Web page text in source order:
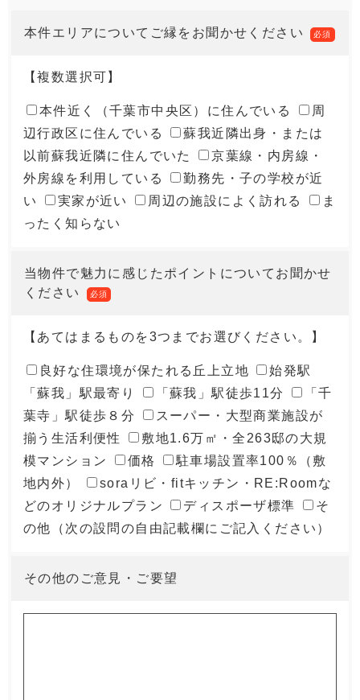
本件エリアについてご縁をお聞かせください 必須
【複数選択可】
本件近く（千葉市中央区）に住んでいる
周
辺行政区に住んでいる
蘇我近隣出身・または
以前蘇我近隣に住んでいた
京葉線・内房線・
外房線を利用している
勤務先・子の学校が近
い
実家が近い 周辺の施設によく訪れる
ま
ったく知らない
当物件で魅力に感じたポイントについてお聞かせ
ください
必須
【あてはまるものを3つまでお選びください。】
良好な住環境が保たれる丘上立地
始発駅
「蘇我」駅最寄り
「蘇我」駅徒歩11分
「千
葉寺」駅徒歩８分
スーパー・大型商業施設が
揃う生活利便性
敷地1.6万㎡・全263邸の大規
模マンション
価格
駐車場設置率100％（敷
地内外）
soraリビ・fitキッチン・RE:Roomな
どのオリジナルプラン
ディスポーザ標準
そ
の他（次の設問の自由記載欄にご記入ください）
その他のご意見・ご要望